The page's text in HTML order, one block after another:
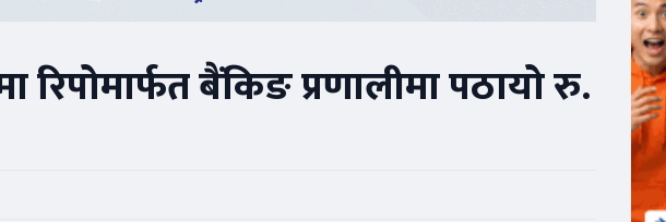
रिपोमार्फत बैंकिङ प्रणालीमा पठायो रु.